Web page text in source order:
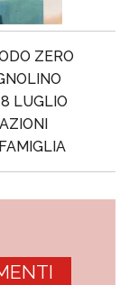
ZERO
LUGLIO
FAMIGLIA